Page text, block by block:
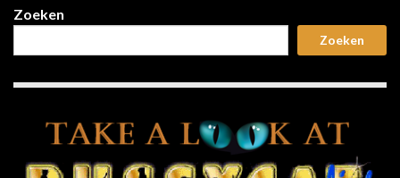
Zoeken
Zoeken